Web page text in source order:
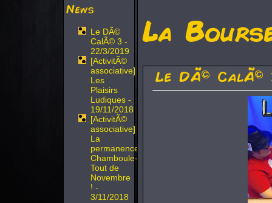
News
Le DÃ©
CalÃ© 3 -
22/3/2019
[ActivitÃ©
associative]
Les
Plaisirs
Ludiques -
19/11/2018
[ActivitÃ©
associative]
La
permanence
Chamboule-
Tout de
Novembre
! -
3/11/2018
La
Le DÃ© CalÃ©